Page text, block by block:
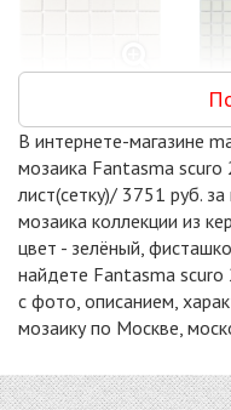
керамогранит
300x300
3328 руб. / кв.м.
-20%
AQUARIO
В интернете-магазине
мозаика Fantasma
лист(сетку)/ 3751 руб.
мозаика коллекции из
цвет - зелёный,
найдете Fantasma
с фото, описанием,
мозаику по Москве,